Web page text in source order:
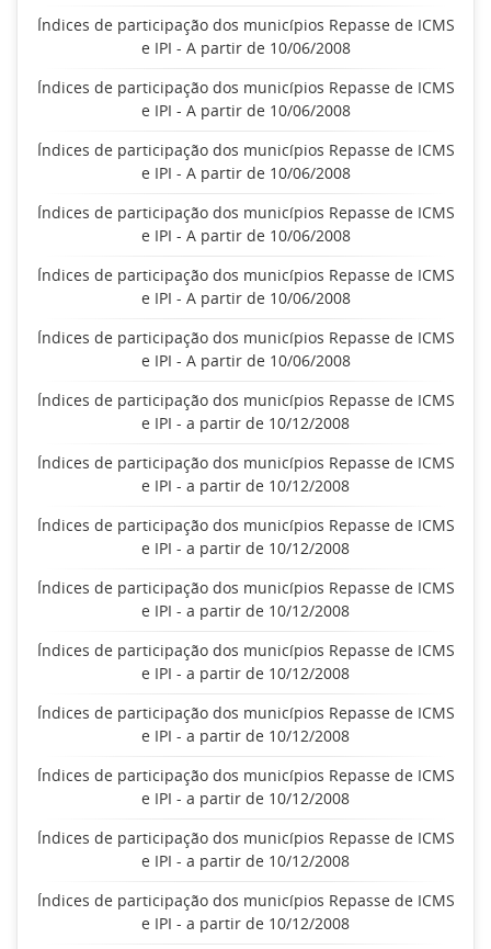
Índices de participação dos municípios Repasse de ICMS
e IPI - A partir de 10/06/2008
Índices de participação dos municípios Repasse de ICMS
e IPI - A partir de 10/06/2008
Índices de participação dos municípios Repasse de ICMS
e IPI - A partir de 10/06/2008
Índices de participação dos municípios Repasse de ICMS
e IPI - A partir de 10/06/2008
Índices de participação dos municípios Repasse de ICMS
e IPI - A partir de 10/06/2008
Índices de participação dos municípios Repasse de ICMS
e IPI - A partir de 10/06/2008
Índices de participação dos municípios Repasse de ICMS
e IPI - a partir de 10/12/2008
Índices de participação dos municípios Repasse de ICMS
e IPI - a partir de 10/12/2008
Índices de participação dos municípios Repasse de ICMS
e IPI - a partir de 10/12/2008
Índices de participação dos municípios Repasse de ICMS
e IPI - a partir de 10/12/2008
Índices de participação dos municípios Repasse de ICMS
e IPI - a partir de 10/12/2008
Índices de participação dos municípios Repasse de ICMS
e IPI - a partir de 10/12/2008
Índices de participação dos municípios Repasse de ICMS
e IPI - a partir de 10/12/2008
Índices de participação dos municípios Repasse de ICMS
e IPI - a partir de 10/12/2008
Índices de participação dos municípios Repasse de ICMS
e IPI - a partir de 10/12/2008